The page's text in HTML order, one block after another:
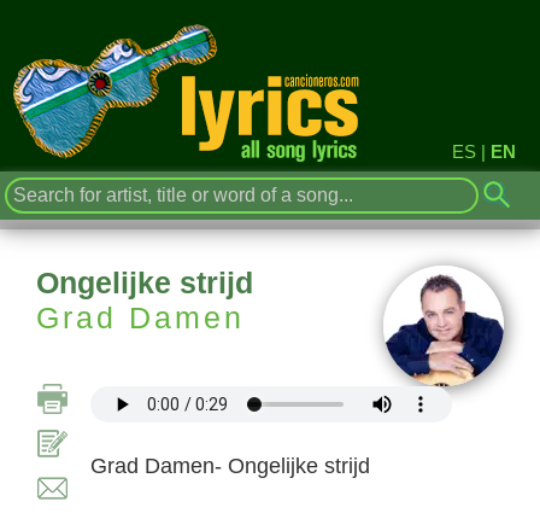
ES | EN
Ongelijke strijd
Grad Damen
Grad Damen- Ongelijke strijd